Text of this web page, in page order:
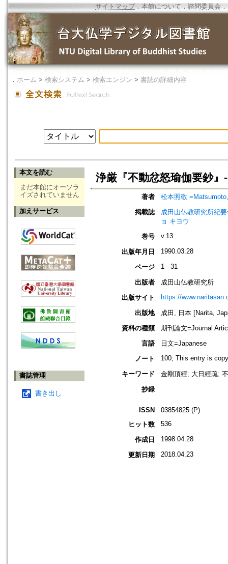
サイトマップ．本館について ． 諮問委員会 ．
． ホーム > 検索システム > 検索エンジン > 書誌の詳細内容
本文を読む
まだ本館にオーソラ
イズされていません
加えサービス
書誌管理
書き出し
浄厳『不動忿怒瑜伽要鈔』
著者
松本照敬
掲載誌
成田山仏教研究所紀
ョ キヨウ
巻号
v.13
出版年月日 1990.03.28
ページ 1 - 31
出版者
成田山仏教研究所
出版サイト
https://
出版地
成田, 日本 [Narita,
資料の種類
期刊論文=Journal
言語
日文=Japanese
ノート
100; This entry is
キーワード
金剛頂經; 大日經疏;
抄録
ISSN
03854825 (P)
ヒット数
536
作成日 1998.04.28
更新日期 2018.04.23